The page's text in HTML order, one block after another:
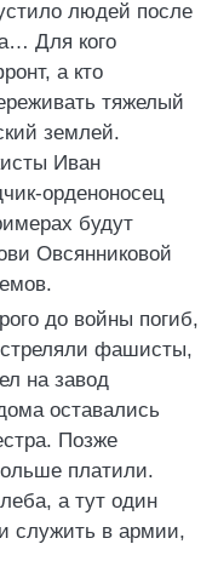
людей после
Для кого
а кто
тяжелый
землей.
Иван
орденоносец
будут
Овсянниковой
до войны погиб,
фашисты,
на завод
оставались
Позже
платили.
а тут один
служить в армии,